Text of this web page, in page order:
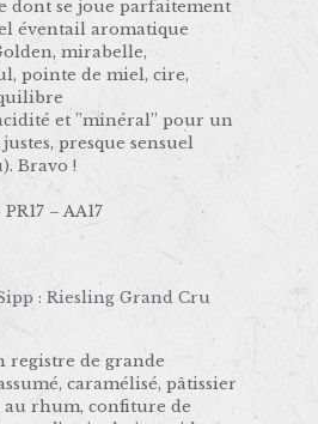
dont se joue parfaitement
éventail aromatique
mirabelle,
pointe de miel, cire,
et ’’minéral’’ pour un
presque sensuel
Bravo !
PR17 – AA17
: Riesling Grand Cru
registre de grande
caramélisé, pâtissier
au rhum, confiture de